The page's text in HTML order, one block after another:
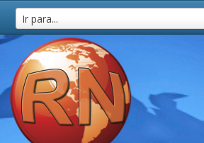
Ir para...